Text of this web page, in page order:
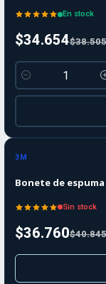
En stock
$34.654$38.505
Cantidad
-10%
3M
Bonete de
Sin stock
$36.760$40.845